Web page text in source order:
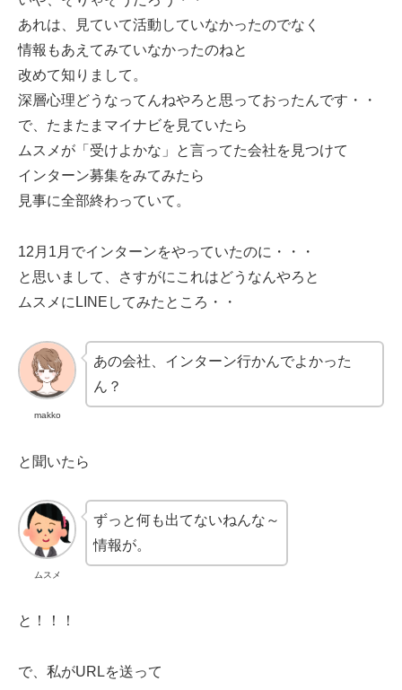
あれは、見ていて活動していなかったのでなく
情報もあえてみていなかったのねと
改めて知りまして。
深層心理どうなってんねやろと思っておったんです・・
で、たまたまマイナビを見ていたら
ムスメが「受けよかな」と言ってた会社を見つけて
インターン募集をみてみたら
見事に全部終わっていて。
12月1月でインターンをやっていたのに・・・
と思いまして、さすがにこれはどうなんやろと
ムスメにLINEしてみたところ・・
makko
あの会社、インターン行かんでよかった
ん？
と聞いたら
ムスメ
ずっと何も出てないねんな～
情報が。
と！！！
で、私がURLを送って